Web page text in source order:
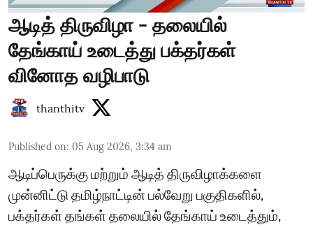
ஆடித் திருவிழா - தலையில்
தேங்காய் உடைத்து பக்தர்கள்
வினோத வழிபாடு
thanthitv
Published on: 05 Aug 2026, 3:34 am
ஆடிப்பெருக்கு மற்றும் ஆடித் திருவிழாக்களை
முன்னிட்டு தமிழ்நாட்டின் பல்வேறு பகுதிகளில்,
பக்தர்கள் தங்கள் தலையில் தேங்காய் உடைத்தும்,